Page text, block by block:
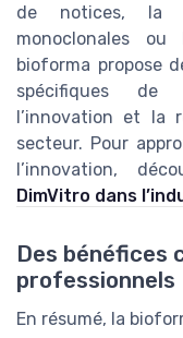
de notices, la
monoclonales
bioforma propose
spécifiques de
l’innovation et la
secteur. Pour
l’innovation,
DimVitro dans
Des bénéfices
professionnels
En résumé, la